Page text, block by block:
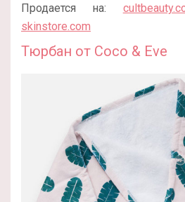
Продается на:
skinstore.com
Тюрбан от Coco & Eve